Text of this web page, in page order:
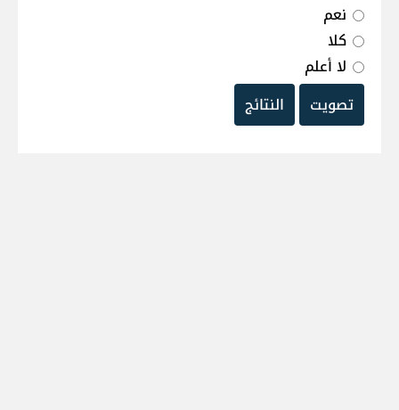
نعم
كلا
لا أعلم
تصويت
النتائج